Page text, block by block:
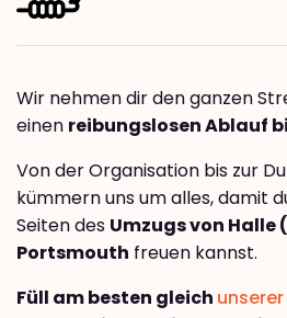
Wir nehmen dir den ganzen
einen reibungslosen Ablauf
Von der Organisation bis zur
kümmern uns um alles, damit
Seiten des Umzugs von Halle
Portsmouth freuen kannst.
Füll am besten gleich